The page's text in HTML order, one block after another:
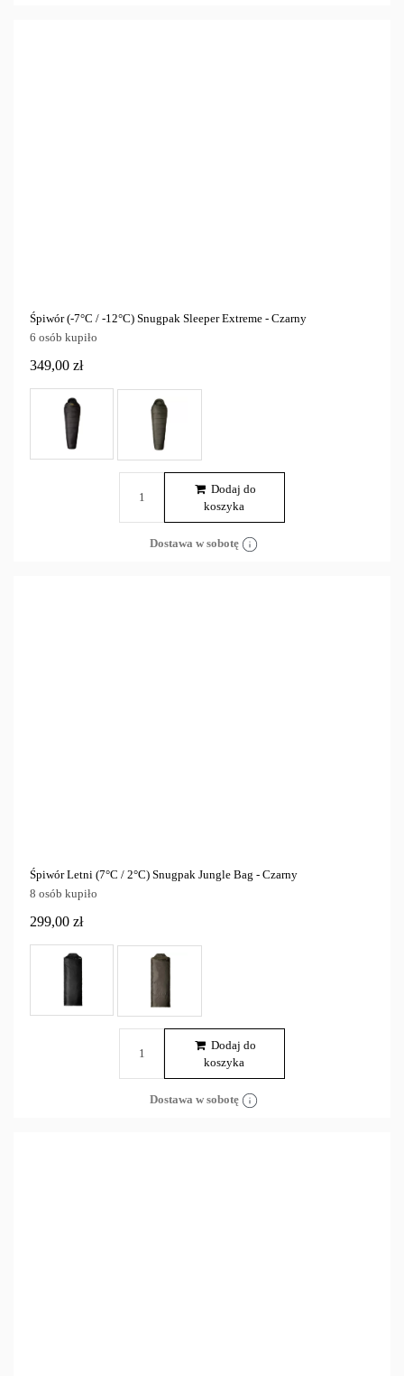
Śpiwór (-7°C / -12°C) Snugpak Sleeper Extreme - Czarny
6 osób kupiło
349,00 zł
Dodaj do
koszyka
Dostawa w sobotę
Śpiwór Letni (7°C / 2°C) Snugpak Jungle Bag - Czarny
8 osób kupiło
299,00 zł
Dodaj do
koszyka
Dostawa w sobotę